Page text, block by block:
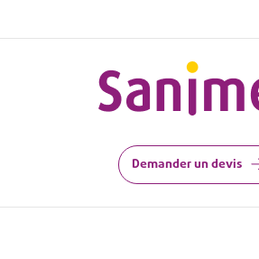
Demander un devis